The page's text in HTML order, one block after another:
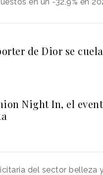
de Dior se
Night In, el
del sector belleza